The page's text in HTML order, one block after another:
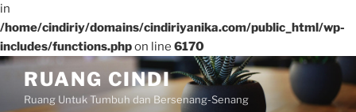
in
/home/cindiriy/domains/cindiriyanika.com/public_html/wp-
includes/functions.phpon line 6170
Skip
content
RUANG CINDI
Ruang Untuk Tumbuh dan Bersenang-Senang